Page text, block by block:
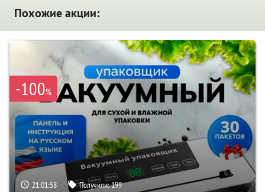
Похожие акции:
-100%
21:01:57 Получили:199